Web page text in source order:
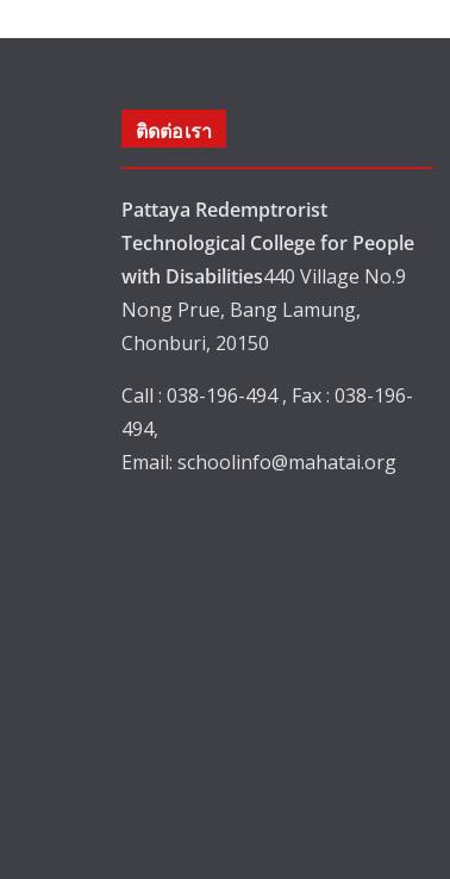
ติดต่อเรา
Pattaya Redemptrorist
Technological College for People
with Disabilities440 Village No.9
Nong Prue, Bang Lamung,
Chonburi, 20150
Call : 038-196-494 , Fax : 038-196-
494,
Email: schoolinfo@mahatai.org